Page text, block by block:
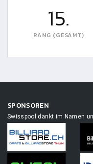
15.
RANG (GESAMT)
SPONSOREN
Swisspool dankt im Namen